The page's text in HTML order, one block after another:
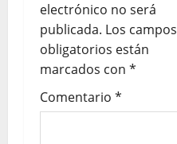
electrónico no será
publicada. Los campos
obligatorios están
marcados con *
Comentario *